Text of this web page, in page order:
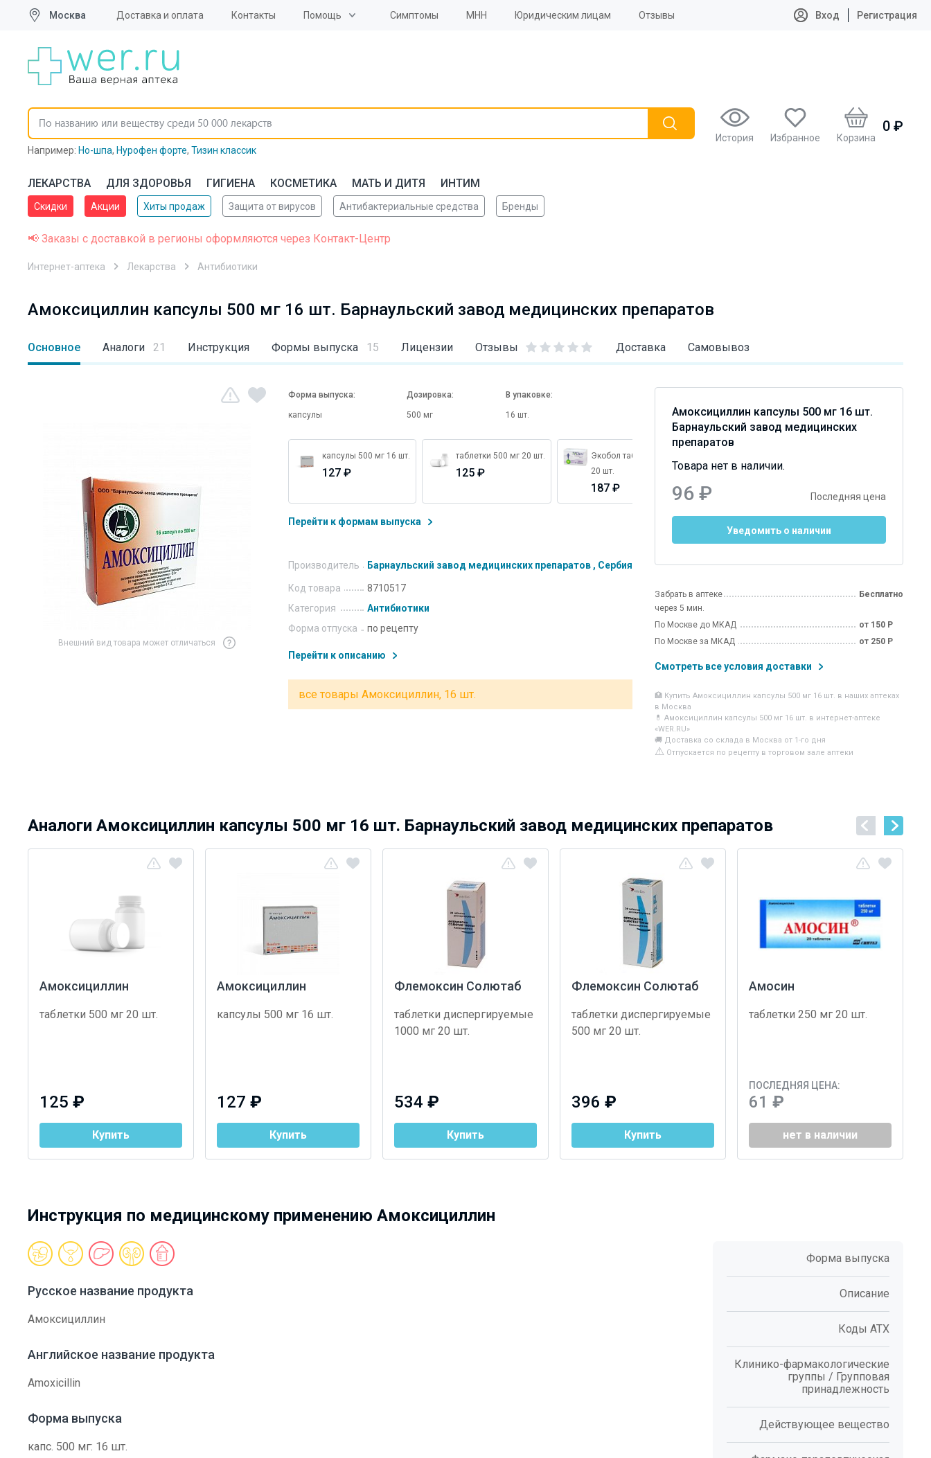
Москва Доставка и оплата Контакты Помощь Симптомы МНН Юридическим лицам Отзывы Вход Регистрация
История Избранное Корзина
0 ₽
Например: Но-шпа, Нурофен форте, Тизин классик
ЛЕКАРСТВА ДЛЯ ЗДОРОВЬЯ ГИГИЕНА КОСМЕТИКА МАТЬ И ДИТЯ ИНТИМ
Скидки Акции Хиты продаж Защита от вирусов Антибактериальные средства Бренды
📢 Заказы с доставкой в регионы оформляются через Контакт-Центр
Интернет-аптека Лекарства Антибиотики
Амоксициллин капсулы 500 мг 16 шт. Барнаульский завод медицинских препаратов
Основное Аналоги 21 Инструкция Формы выпуска 15 Лицензии Отзывы Доставка Самовывоз
Внешний вид товара может отличаться
Амоксициллин капсулы 500 мг 16 шт.
Барнаульский завод медицинских
препаратов
Товара нет в наличии.
96 ₽ Последняя цена
Уведомить о наличии
Забрать в аптеке
через 5 мин.
Бесплатно
По Москве до МКАД
от 150 Р
По Москве за МКАД
от 250 Р
Смотреть все условия доставки
🏥 Купить Амоксициллин капсулы 500 мг 16 шт. в наших аптеках
в Москва
💊 Амоксициллин капсулы 500 мг 16 шт. в интернет-аптеке
«WER.RU»
🚚 Доставка со склада в Москва от 1-го дня
⚠Отпускается по рецепту в торговом зале аптеки
Форма выпуска:
капсулы
Дозировка:
500 мг
В упаковке:
16 шт.
капсулы 500 мг 16 шт.
127 ₽
таблетки 500 мг 20 шт.
125 ₽
Экобол таблетки 500 мг
20 шт.
187 ₽
20 шт.
внутрь 250
мл
Перейти к формам выпуска
Производитель Барнаульский завод медицинских препаратов , Сербия
Код товара
8710517
Категория
Антибиотики
Форма отпуска
по рецепту
Перейти к описанию
все товары Амоксициллин, 16 шт.
Аналоги Амоксициллин капсулы 500 мг 16 шт. Барнаульский завод медицинских препаратов
Амоксициллин
таблетки 500 мг 20 шт.
125 ₽
Купить
Амоксициллин
капсулы 500 мг 16 шт.
127 ₽
Купить
Флемоксин Солютаб
таблетки диспергируемые
1000 мг 20 шт.
534 ₽
Купить
Флемоксин Солютаб
таблетки диспергируемые
500 мг 20 шт.
396 ₽
Купить
Амосин
таблетки 250 мг 20 шт.
ПОСЛЕДНЯЯ ЦЕНА:
61 ₽
нет в наличии
Инструкция по медицинскому применению Амоксициллин
Форма выпуска
Описание
Коды АТХ
Клинико-фармакологические
группы / Групповая
принадлежность
Действующее вещество
Русское название продукта
Амоксициллин
Английское название продукта
Amoxicillin
Форма выпуска
капс. 500 мг: 16 шт.